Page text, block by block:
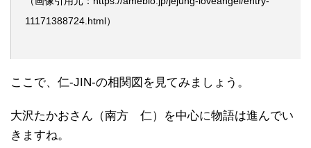
11171388724.html）
ここで、仁-JIN-の相関図を見てみましょう。
大沢たかおさん（南方 仁）を中心に物語は進んでい
きますね。